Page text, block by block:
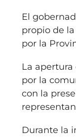
El
propio de
por la
La
por la
con la
Durante la